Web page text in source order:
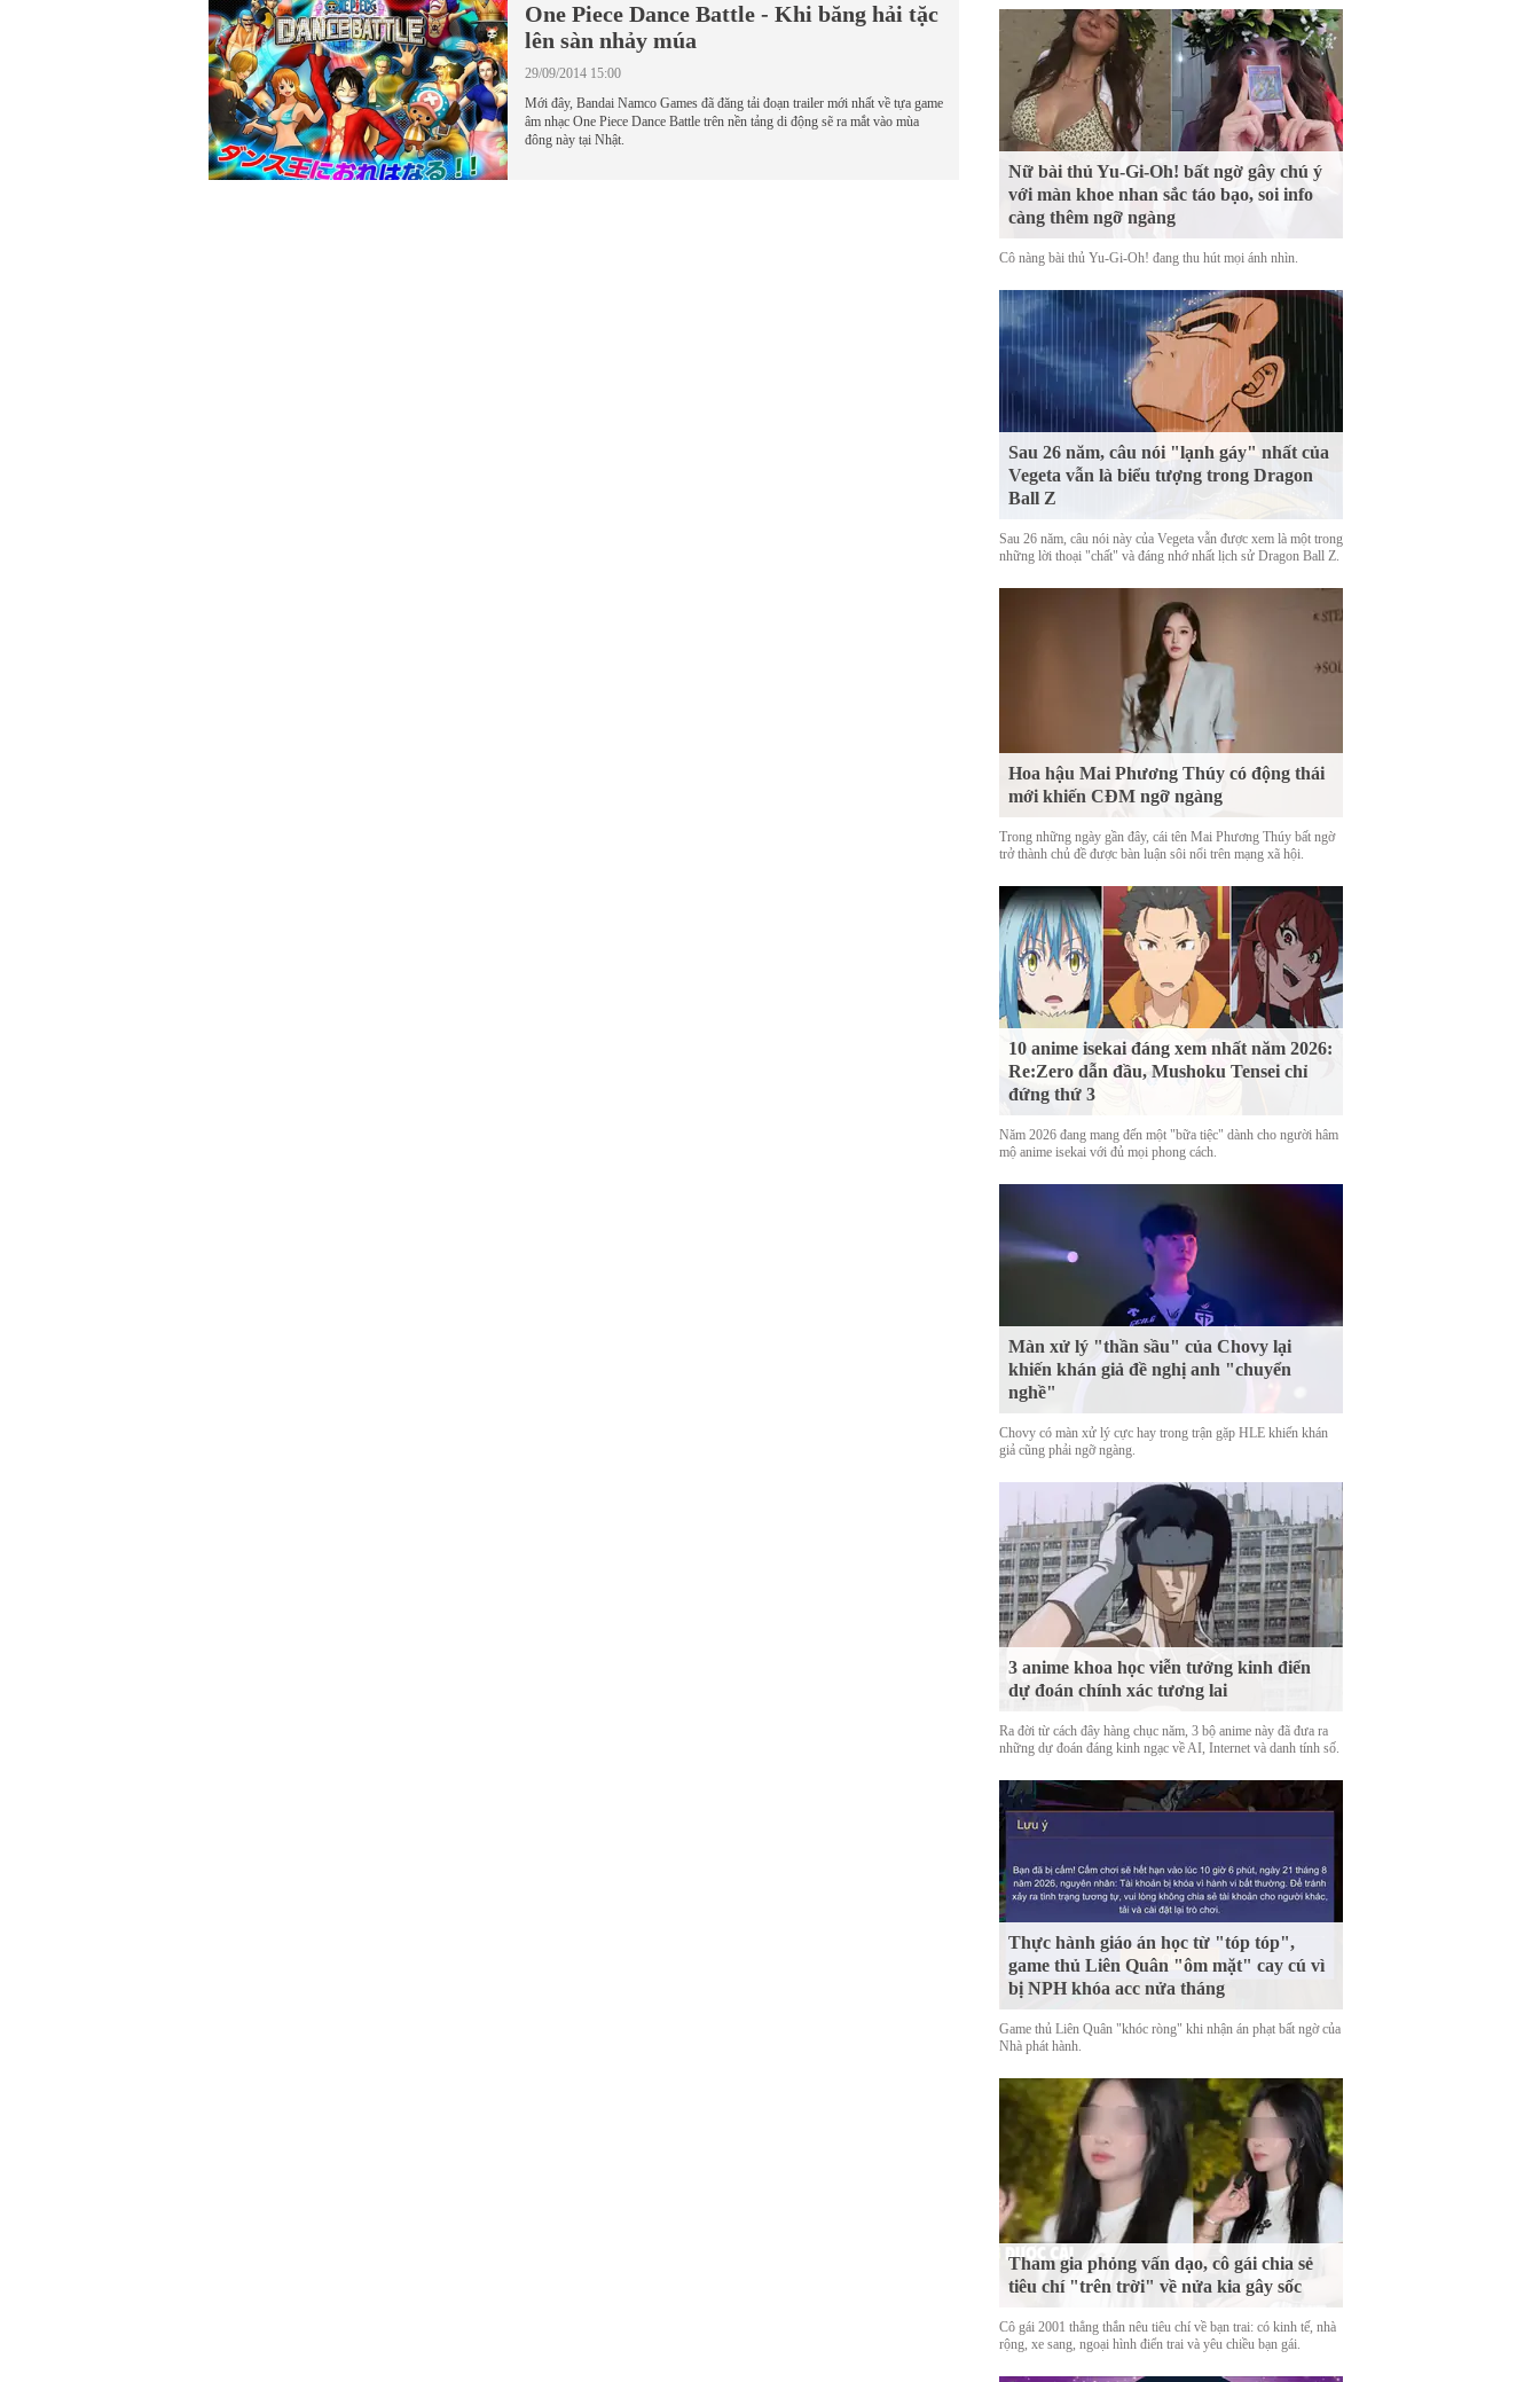
One Piece Dance Battle - Khi băng hải tặc
lên sàn nhảy múa
29/09/2014 15:00
Mới đây, Bandai Namco Games đã đăng tải đoạn trailer mới nhất về tựa game
âm nhạc One Piece Dance Battle trên nền tảng di động sẽ ra mắt vào mùa
đông này tại Nhật.
Nữ bài thủ Yu-Gi-Oh! bất ngờ gây chú ý
với màn khoe nhan sắc táo bạo, soi info
càng thêm ngỡ ngàng
Cô nàng bài thủ Yu-Gi-Oh! đang thu hút mọi ánh nhìn.
Sau 26 năm, câu nói "lạnh gáy" nhất của
Vegeta vẫn là biểu tượng trong Dragon
Ball Z
Sau 26 năm, câu nói này của Vegeta vẫn được xem là một trong
những lời thoại "chất" và đáng nhớ nhất lịch sử Dragon Ball Z.
Hoa hậu Mai Phương Thúy có động thái
mới khiến CĐM ngỡ ngàng
Trong những ngày gần đây, cái tên Mai Phương Thúy bất ngờ
trở thành chủ đề được bàn luận sôi nổi trên mạng xã hội.
10 anime isekai đáng xem nhất năm 2026:
Re:Zero dẫn đầu, Mushoku Tensei chỉ
đứng thứ 3
Năm 2026 đang mang đến một "bữa tiệc" dành cho người hâm
mộ anime isekai với đủ mọi phong cách.
Màn xử lý "thần sầu" của Chovy lại
khiến khán giả đề nghị anh "chuyển
nghề"
Chovy có màn xử lý cực hay trong trận gặp HLE khiến khán
giả cũng phải ngỡ ngàng.
3 anime khoa học viễn tưởng kinh điển
dự đoán chính xác tương lai
Ra đời từ cách đây hàng chục năm, 3 bộ anime này đã đưa ra
những dự đoán đáng kinh ngạc về AI, Internet và danh tính số.
Thực hành giáo án học từ "tóp tóp",
game thủ Liên Quân "ôm mặt" cay cú vì
bị NPH khóa acc nửa tháng
Game thủ Liên Quân "khóc ròng" khi nhận án phạt bất ngờ của
Nhà phát hành.
Tham gia phỏng vấn dạo, cô gái chia sẻ
tiêu chí "trên trời" về nửa kia gây sốc
Cô gái 2001 thẳng thắn nêu tiêu chí về bạn trai: có kinh tế, nhà
rộng, xe sang, ngoại hình điển trai và yêu chiều bạn gái.